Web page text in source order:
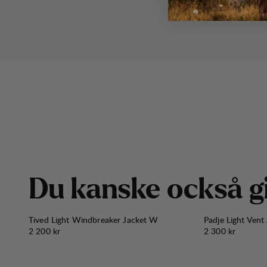
Du kanske också g
Tived Light Windbreaker Jacket W
Pris:
2 200 kr
Padje Light
Pris:
2 300 kr